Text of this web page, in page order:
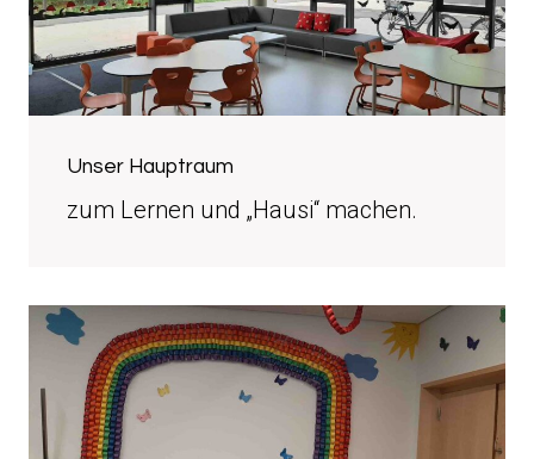
Unser Hauptraum
zum Lernen und „Hausi“ machen.